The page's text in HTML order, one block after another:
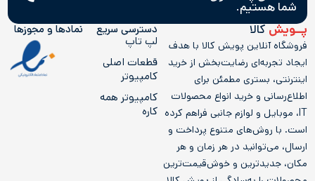
شما هستیم.
پــویشکالا
فروشگاه آنلاین پویش کالا با هدف
ایجاد تجربه‌ای رضایت‌بخش از خرید
اینترنتی، بستری مطمئن برای
اطلاع‌رسانی و خرید انواع محصولات
IT، موبایل و لوازم جانبی فراهم کرده
است. با روش‌های متنوع پرداخت و
ارسال، می‌توانید در هر زمان و هر
مکان، جدیدترین و خوش‌قیمت‌ترین
دسترسی سریع
لپ تاپ
قطعات اصلی
کامپیوتر
کامپيوتر همه
کاره
نمادها و مجوز‌ها